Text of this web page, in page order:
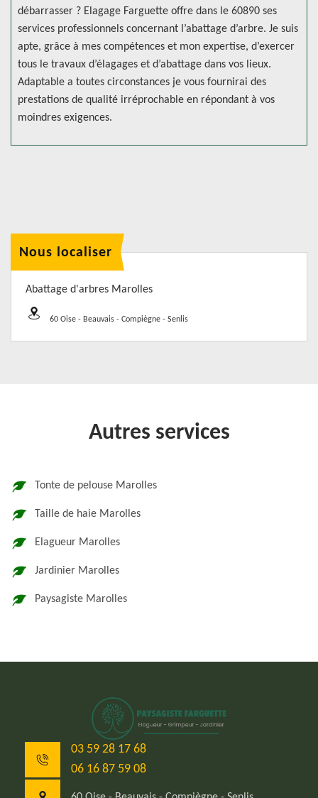
débarrasser ? Elagage Farguette offre dans le 60890 ses
services professionnels concernant l’abattage d’arbre. Je suis
apte, grâce à mes compétences et mon expertise, d’exercer
tous le travaux d’élagages et d’abattage dans vos lieux.
Adaptable a toutes circonstances je vous fournirai des
prestations de qualité irréprochable en répondant à vos
moindres exigences.
Nous localiser
Abattage d'arbres Marolles
60 Oise - Beauvais - Compiègne - Senlis
Autres services
Tonte de pelouse Marolles
Taille de haie Marolles
Elagueur Marolles
Jardinier Marolles
Paysagiste Marolles
03 59 28 17 68
06 16 87 59 08